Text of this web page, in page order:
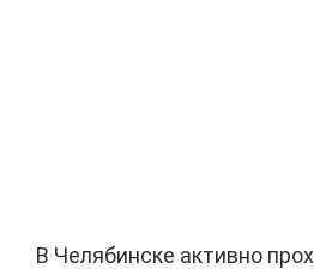
В Челябинске активно